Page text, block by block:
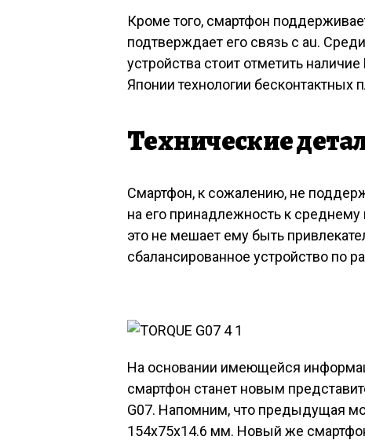
Кроме того, смартфон
подтверждает его связь с au.
устройства стоит отметить
Японии технологии бесконтактных
Технические
Смартфон, к сожалению, не
на его принадлежность к
это не мешает ему быть
сбалансированное устройство по
На основании имеющейся
смартфон станет новым
G07. Напомним, что предыдущая
154x75x14.6 мм. Новый же